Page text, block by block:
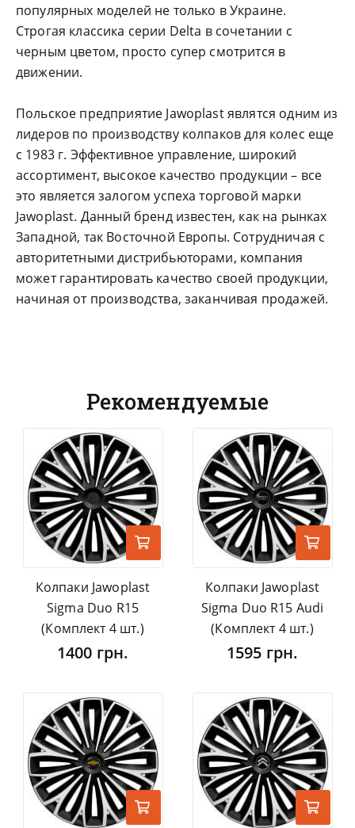
популярных моделей не только в Украине.
Строгая классика серии Delta в сочетании с
черным цветом, просто супер смотрится в
движении.
Польское предприятие Jawoplast являтся одним из
лидеров по производству колпаков для колес еще
с 1983 г. Эффективное управление, широкий
ассортимент, высокое качество продукции – все
это является залогом успеха торговой марки
Jawoplast. Данный бренд известен, как на рынках
Западной, так Восточной Европы. Сотрудничая с
авторитетными дистрибьюторами, компания
может гарантировать качество своей продукции,
начиная от производства, заканчивая продажей.
Рекомендуемые
Колпаки Jawoplast
Sigma Duo R15
(Комплект 4 шт.)
1400 грн.
Колпаки Jawoplast
Sigma Duo R15 Audi
(Комплект 4 шт.)
1595 грн.